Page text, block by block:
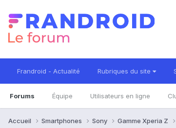
Frandroid - Actualité Rubriques du site
Forums Équipe Utilisateurs en ligne
Accueil Smartphones Sony Gamme Xperia Z